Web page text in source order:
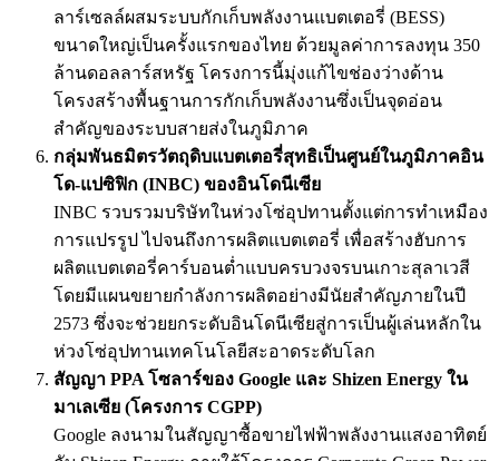
ลาร์เซลล์ผสมระบบกักเก็บพลังงานแบตเตอรี่ (BESS)
ขนาดใหญ่เป็นครั้งแรกของไทย ด้วยมูลค่าการลงทุน 350
ล้านดอลลาร์สหรัฐ โครงการนี้มุ่งแก้ไขช่องว่างด้าน
โครงสร้างพื้นฐานการกักเก็บพลังงานซึ่งเป็นจุดอ่อน
สำคัญของระบบสายส่งในภูมิภาค
กลุ่มพันธมิตรวัตถุดิบแบตเตอรี่สุทธิเป็นศูนย์ในภูมิภาคอิน
โด-แปซิฟิก (INBC) ของอินโดนีเซีย
INBC รวบรวมบริษัทในห่วงโซ่อุปทานตั้งแต่การทำเหมือง
การแปรรูป ไปจนถึงการผลิตแบตเตอรี่ เพื่อสร้างฮับการ
ผลิตแบตเตอรี่คาร์บอนต่ำแบบครบวงจรบนเกาะสุลาเวสี
โดยมีแผนขยายกำลังการผลิตอย่างมีนัยสำคัญภายในปี
2573 ซึ่งจะช่วยยกระดับอินโดนีเซียสู่การเป็นผู้เล่นหลักใน
ห่วงโซ่อุปทานเทคโนโลยีสะอาดระดับโลก
สัญญา PPA โซลาร์ของ Google และ Shizen Energy ใน
มาเลเซีย (โครงการ CGPP)
Google ลงนามในสัญญาซื้อขายไฟฟ้าพลังงานแสงอาทิตย์